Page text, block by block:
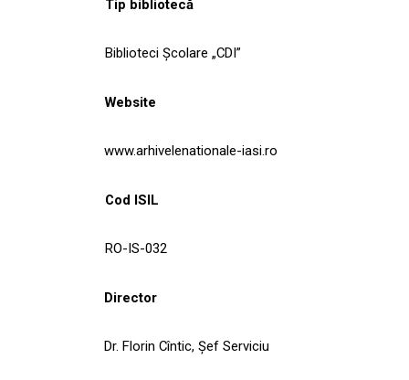
Tip bibliotecă
Biblioteci Școlare „CDI”
Website
www.arhivelenationale-iasi.ro
Cod ISIL
RO-IS-032
Director
Dr. Florin Cîntic, Șef Serviciu